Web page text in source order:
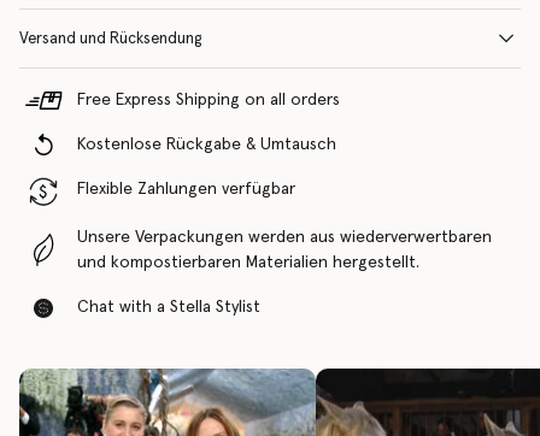
Versand und Rücksendung
Free Express Shipping on all orders
Kostenlose Rückgabe & Umtausch
Flexible Zahlungen verfügbar
Unsere Verpackungen werden aus wiederverwertbaren
und kompostierbaren Materialien hergestellt.
Chat with a Stella Stylist